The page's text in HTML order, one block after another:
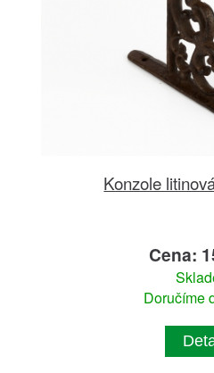
Konzole
Cena:
Doručíme